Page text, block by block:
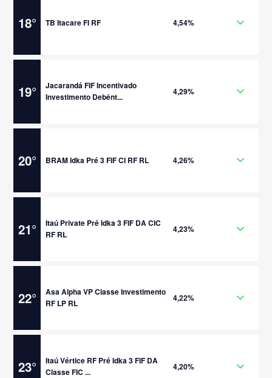
18° TB Itacare FI RF 4,54%
19°
Jacarandá FIF Incentivado
Investimento Debênt...
4,29%
20° BRAM Idka Pré 3 FIF CI RF RL 4,26%
21°
Itaú Private Pré Idka 3 FIF DA CIC
RF RL
4,23%
22°
Asa Alpha VP Classe Investimento
RF LP RL
4,22%
23°
Itaú Vértice RF Pré Idka 3 FIF DA
Classe FIC ...
4,20%